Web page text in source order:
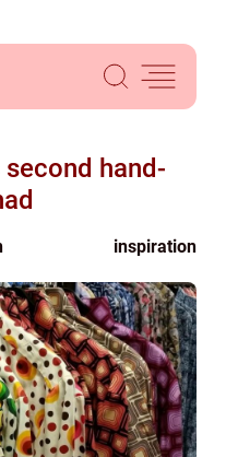
hand-
inspiration